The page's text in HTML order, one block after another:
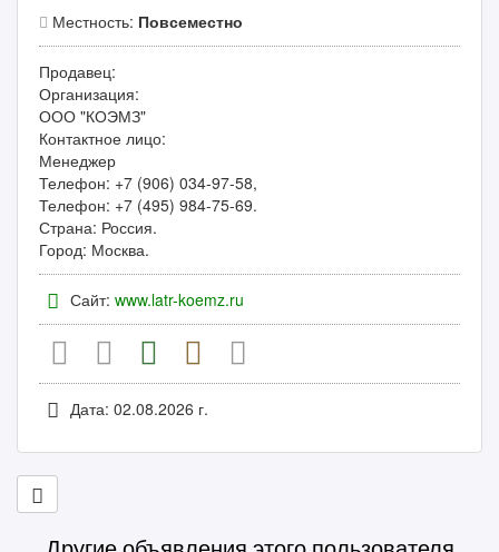
Местность: Повсеместно
Продавец:
Организация:
ООО "КОЭМЗ"
Контактное лицо:
Менеджер
Телефон: +7 (906) 034-97-58,
Телефон: +7 (495) 984-75-69.
Страна: Россия.
Город: Москва.
Сайт: www.latr-koemz.ru
Дата: 02.08.2026 г.